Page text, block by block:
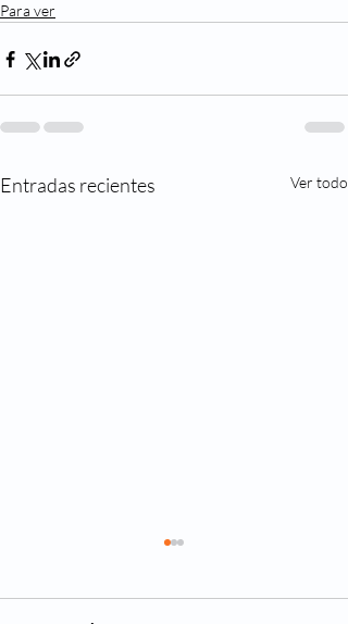
Para ver
Entradas recientes Ver todo